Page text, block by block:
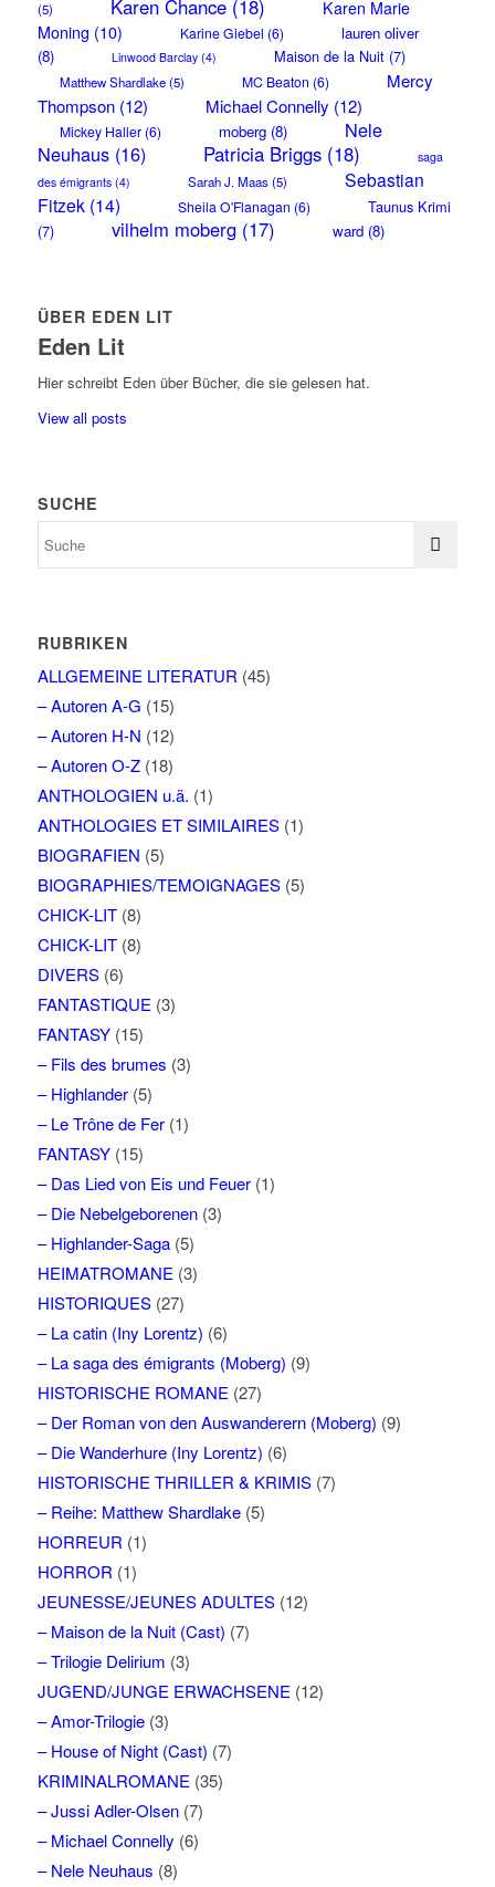
(5) Karen Chance(18)
Karen Marie
Moning (10) Karine Giebel (6)
lauren oliver
(8)
Linwood Barclay(4) Maison de la Nuit(7)
Matthew Shardlake(5) MC Beaton (6)
Mercy
Thompson(12) Michael Connelly (12)
Mickey Haller(6) moberg(8)
Nele
Neuhaus(16) Patricia Briggs(18)
saga
des émigrants(4) Sarah J. Maas(5)
Sebastian
Fitzek(14) Sheila O'Flanagan (6)
Taunus Krimi
(7)
vilhelm moberg(17) ward(8)
ÜBER EDEN LIT
Eden Lit
Hier schreibt Eden über Bücher, die sie gelesen hat.
View all posts
SUCHE
RUBRIKEN
ALLGEMEINE LITERATUR (45)
– Autoren A-G (15)
– Autoren H-N (12)
– Autoren O-Z(18)
ANTHOLOGIEN u.ä. (1)
ANTHOLOGIES ET SIMILAIRES(1)
BIOGRAFIEN (5)
BIOGRAPHIES/TEMOIGNAGES(5)
CHICK-LIT(8)
CHICK-LIT(8)
DIVERS(6)
FANTASTIQUE(3)
FANTASY(15)
– Fils des brumes (3)
– Highlander(5)
– Le Trône de Fer(1)
FANTASY(15)
– Das Lied von Eis und Feuer(1)
– Die Nebelgeborenen(3)
– Highlander-Saga(5)
HEIMATROMANE(3)
HISTORIQUES(27)
– La catin (Iny Lorentz) (6)
– La saga des émigrants (Moberg) (9)
HISTORISCHE ROMANE(27)
– Der Roman von den Auswanderern (Moberg) (9)
– Die Wanderhure (Iny Lorentz) (6)
HISTORISCHE THRILLER & KRIMIS(7)
– Reihe: Matthew Shardlake(5)
HORREUR (1)
HORROR (1)
JEUNESSE/JEUNES ADULTES(12)
– Maison de la Nuit (Cast) (7)
– Trilogie Delirium (3)
JUGEND/JUNGE ERWACHSENE(12)
– Amor-Trilogie(3)
– House of Night (Cast) (7)
KRIMINALROMANE(35)
– Jussi Adler-Olsen(7)
– Michael Connelly (6)
– Nele Neuhaus (8)